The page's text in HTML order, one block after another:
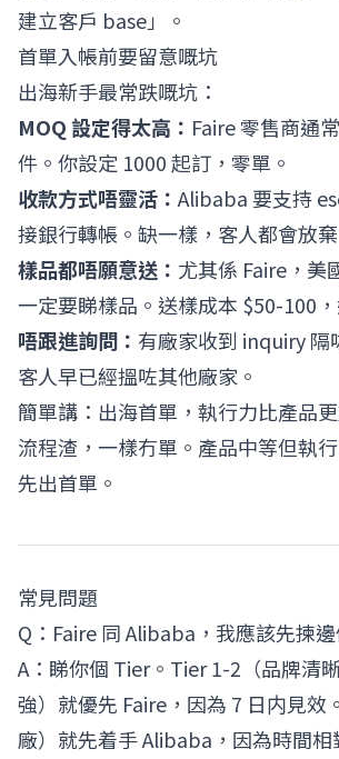
建立客戶 base」。
首單入帳前要留意嘅坑
出海新手最常跌嘅坑：
MOQ 設定得太高： Faire 零售商通
件。你設定 1000 起訂，零單。
收款方式唔靈活： Alibaba 要支持
接銀行轉帳。缺一樣，客人都會放棄
樣品都唔願意送： 尤其係 Faire，美
一定要睇樣品。送樣成本 $50-100，
唔跟進詢問： 有廠家收到 inquiry 隔
客人早已經搵咗其他廠家。
簡單講：出海首單，執行力比產品
流程渣，一樣冇單。產品中等但執
先出首單。
常見問題
Q：Faire 同 Alibaba，我應該先揀邊
A：睇你個 Tier。Tier 1-2（品牌清
強）就優先 Faire，因為 7 日内見效
廠）就先着手 Alibaba，因為時間相